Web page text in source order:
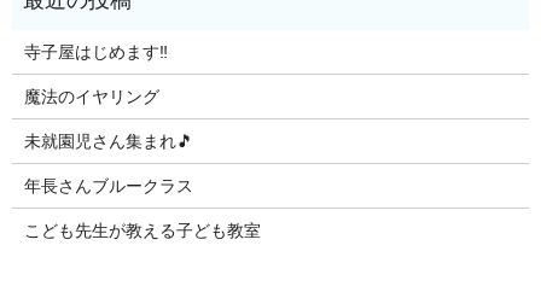
寺子屋はじめます‼️
魔法のイヤリング
未就園児さん集まれ🎵
年長さんブルークラス
こども先生が教える子ども教室